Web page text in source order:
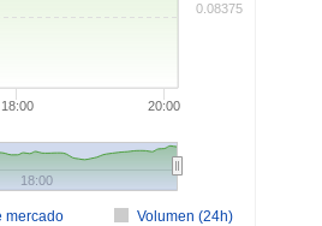
mercado Volumen (24h)
18:00 20:00
18:00
0.08375